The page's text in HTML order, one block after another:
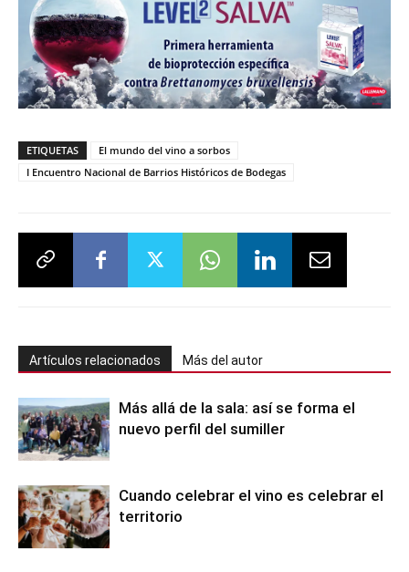
ETIQUETAS
El mundo del vino a sorbos
I Encuentro Nacional de Barrios Históricos de Bodegas
Artículos relacionados Más del autor
Más allá de la sala: así se forma el
nuevo perfil del sumiller
Cuando celebrar el vino es celebrar el
territorio